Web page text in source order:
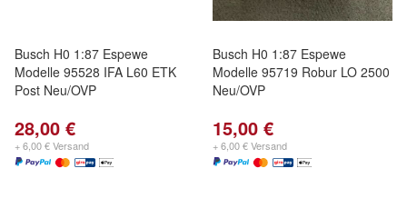
Busch H0 1:87 Espewe
Modelle 95528 IFA L60 ETK
Post Neu/OVP
28,00 €
+ 6,00 € Versand
Busch H0 1:87 Espewe
Modelle 95719 Robur LO 2500
Neu/OVP
15,00 €
+ 6,00 € Versand